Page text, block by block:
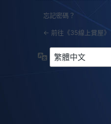
忘記密碼？
← 前往《35線上賞屋》
言